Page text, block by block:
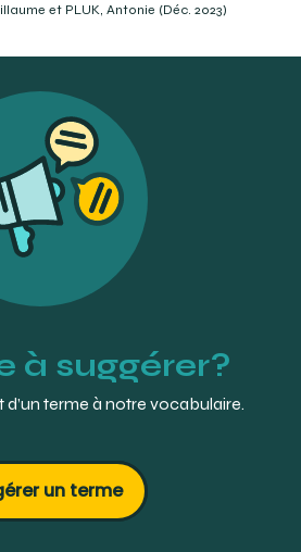
Modern design – Efficient
P.62.
twelfth
Missouri. p.45.
F.A.C.D., GRASSO Joseph E. B.S.,
partial prosthodontics,
P.177.
et PLUK, Antonie (Déc. 2023)
à suggérer?
d’un terme à notre vocabulaire.
un terme